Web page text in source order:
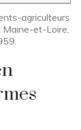
agriculteurs
et-Loire,